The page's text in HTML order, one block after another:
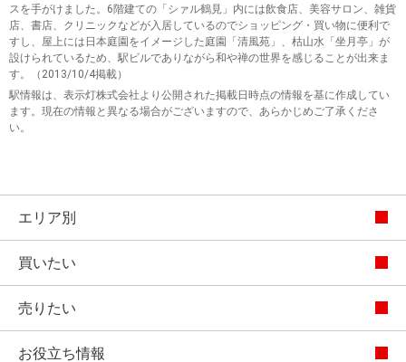
スを手がけました。6階建ての「シァル鶴見」内には飲食店、美容サロン、雑貨
店、書店、クリニックなどが入居しているのでショッピング・買い物に便利で
すし、屋上には日本庭園をイメージした庭園「清風苑」、枯山水「坐月亭」が
設けられているため、駅ビルでありながら和や禅の世界を感じることが出来ま
す。（2013/10/4掲載）
駅情報は、表示灯株式会社より公開された掲載日時点の情報を基に作成してい
ます。現在の情報と異なる場合がございますので、あらかじめご了承くださ
い。
エリア別
買いたい
売りたい
お役立ち情報